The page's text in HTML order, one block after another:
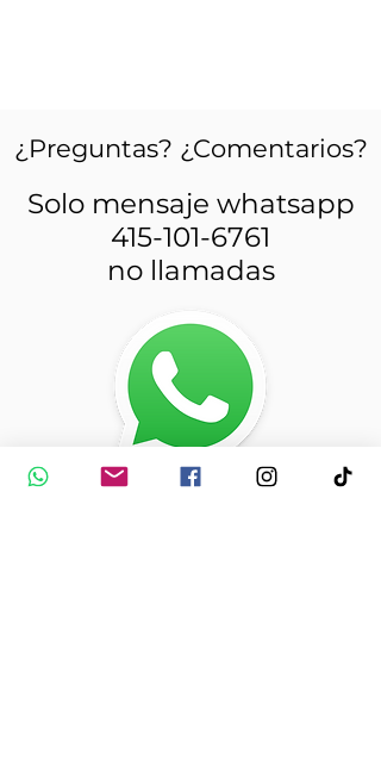
¿Preguntas? ¿Comentarios?
Solo mensaje whatsapp
415-101-6761
no llamadas